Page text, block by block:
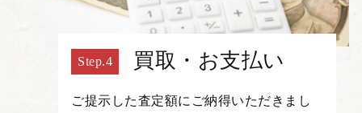
買取・お支払い
ご提示した査定額にご納得いただきまし